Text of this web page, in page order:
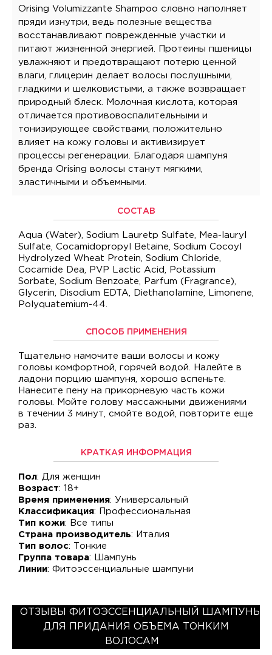
Orising Volumizzante Shampoo словно наполняет
пряди изнутри, ведь полезные вещества
восстанавливают поврежденные участки и
питают жизненной энергией. Протеины пшеницы
увлажняют и предотвращают потерю ценной
влаги, глицерин делает волосы послушными,
гладкими и шелковистыми, а также возвращает
природный блеск. Молочная кислота, которая
отличается противовоспалительными и
тонизирующее свойствами, положительно
влияет на кожу головы и активизирует
процессы регенерации. Благодаря шампуня
бренда Orising волосы станут мягкими,
эластичными и объемными.
СОСТАВ
Aqua (Water), Sodium Lauretр Sulfate, Mea-lauryl
Sulfate, Cocamidopropyl Betaine, Sodium Cocoyl
Hydrolyzed Wheat Protein, Sodium Chloride,
Cocamide Dea, PVP Lactic Acid, Potassium
Sorbate, Sodium Benzoate, Parfum (Fragrance),
Glycerin, Disodium EDTA, Diethanolamine, Limonene,
Polyquatemium-44.
СПОСОБ ПРИМЕНЕНИЯ
Тщательно намочите ваши волосы и кожу
головы комфортной, горячей водой. Налейте в
ладони порцию шампуня, хорошо вспеньте.
Нанесите пену на прикорневую часть кожи
головы. Мойте голову массажными движениями
в течении 3 минут, смойте водой, повторите еще
раз.
КРАТКАЯ ИНФОРМАЦИЯ
Пол: Для женщин
Возраст: 18+
Время применения: Универсальный
Классификация: Профессиональная
Тип кожи: Все типы
Страна производитель: Италия
Тип волос: Тонкие
Группа товара: Шампунь
Линии: Фитоэссенциальные шампуни
ОТЗЫВЫ ФИТОЭССЕНЦИАЛЬНЫЙ ШАМПУНЬ
ДЛЯ ПРИДАНИЯ ОБЪЕМА ТОНКИМ
ВОЛОСАМ